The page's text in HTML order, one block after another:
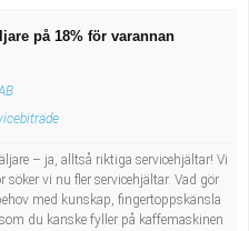
på 18% för varannan
– ja, alltså riktiga servicehjältar! Vi
vi nu fler servicehjältar. Vad gör
med kunskap, fingertoppskänsla
du kanske fyller på kaffemaskinen